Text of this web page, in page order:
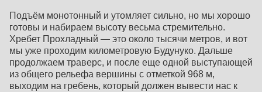
Подъём монотонный и утомляет сильно, но мы хорошо
готовы и набираем высоту весьма стремительно.
Хребет Прохладный — это около тысячи метров, и вот
мы уже проходим километровую Будунуко. Дальше
продолжаем траверс, и после еще одной выступающей
из общего рельефа вершины с отметкой 968 м,
выходим на гребень, который должен вывести нас к